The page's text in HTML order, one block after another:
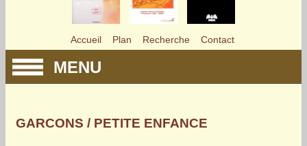
GARCONS / PETITE ENFANCE
MENU
Accueil Plan Recherche Contact